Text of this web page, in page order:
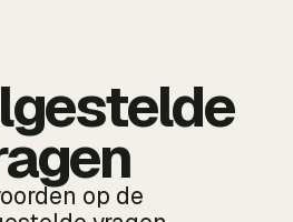
op de